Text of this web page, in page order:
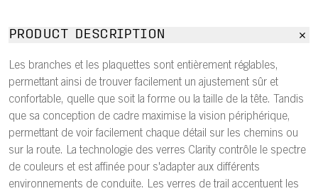
PRODUCT DESCRIPTION
Les branches et les plaquettes sont entièrement réglables,
permettant ainsi de trouver facilement un ajustement sûr et
confortable, quelle que soit la forme ou la taille de la tête. Tandis
que sa conception de cadre maximise la vision périphérique,
permettant de voir facilement chaque détail sur les chemins ou
sur la route. La technologie des verres Clarity contrôle le spectre
de couleurs et est affinée pour s'adapter aux différents
environnements de conduite. Les verres de trail accentuent les